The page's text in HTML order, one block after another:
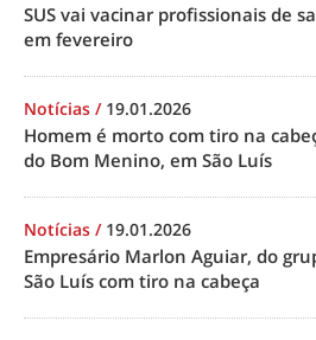
SUS vai vacinar profissionais de
em fevereiro
Notícias / 19.01.2026
Homem é morto com tiro na
do Bom Menino, em São Luís
Notícias / 19.01.2026
Empresário Marlon Aguiar, do
São Luís com tiro na cabeça